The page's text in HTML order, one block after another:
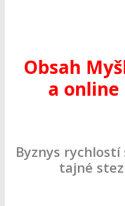
Obsah
a
Byznys
tajné